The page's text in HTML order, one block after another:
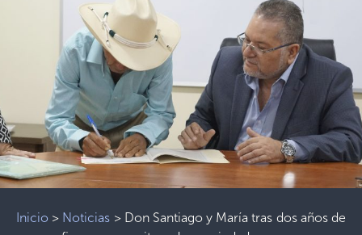
Inicio > Noticias > Don Santiago y María tras dos años de